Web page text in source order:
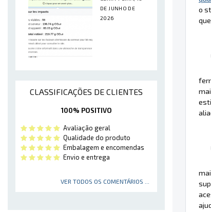
DE JUNHO DE
2026
CLASSIFICAÇÕES DE CLIENTES
100% POSITIVO
Avaliação geral
Qualidade do produto
Embalagem e encomendas
Envio e entrega
VER TODOS OS COMENTÁRIOS ...
o